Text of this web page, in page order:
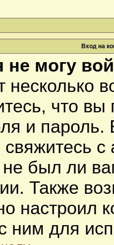
Вход на
не могу
несколько
что
и
был ли
Также
настроил
ним для